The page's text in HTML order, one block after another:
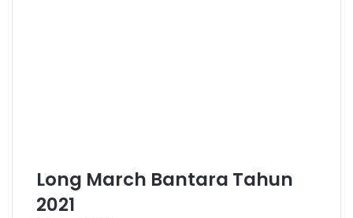
Long March Bantara Tahun
2021